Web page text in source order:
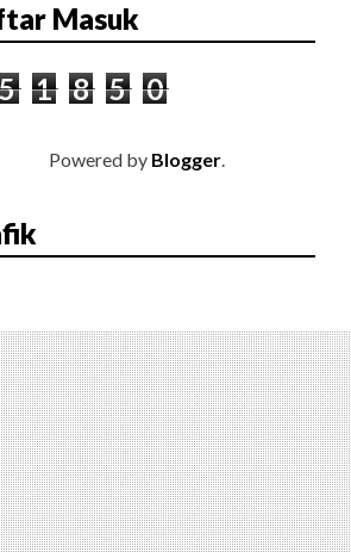
Masuk
5 1 8 5 0
Powered by Blogger.